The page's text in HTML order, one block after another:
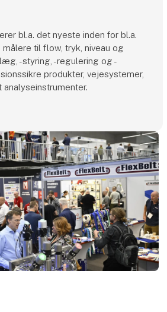
bl.a. det nyeste inden for bl.a.
til flow, tryk, niveau og
-styring, -regulering og -
produkter, vejesystemer,